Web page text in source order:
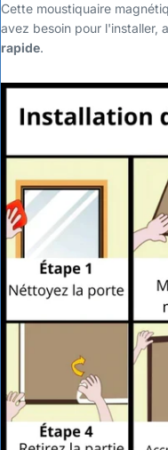
Cette moustiquaire
avez besoin pour l'installer,
rapide.